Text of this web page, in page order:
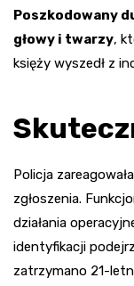
Poszkodowany
głowy i twarzy,
księży wyszedł z
Policja
zgłoszenia.
działania
identyfikacji
zatrzymano 21-